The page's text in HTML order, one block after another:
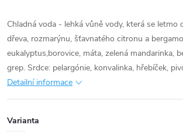
Chladná voda - lehká vůně vody, která se letmo
dřeva, rozmarýnu, šťavnatého citronu a
eukalyptus,borovice, máta, zelená mandarinka,
grep. Srdce: pelargónie, konvalinka, hřebíček,
Detailní informace
Varianta